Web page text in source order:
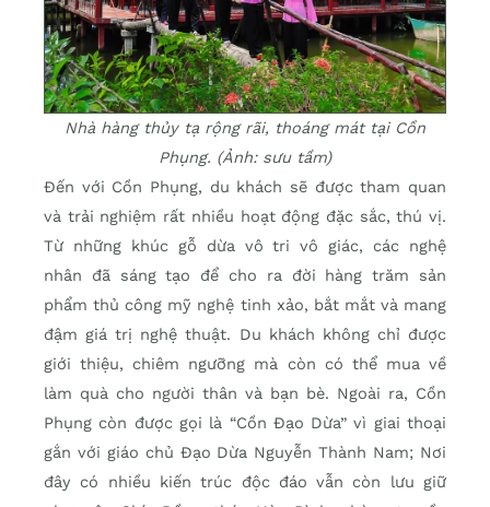
Nhà hàng thủy tạ rộng rãi, thoáng mát tại Cồn
Phụng. (Ảnh: sưu tầm)
Đến với Cồn Phụng, du khách sẽ được tham quan
và trải nghiệm rất nhiều hoạt động đặc sắc, thú vị.
Từ những khúc gỗ dừa vô tri vô giác, các nghệ
nhân đã sáng tạo để cho ra đời hàng trăm sản
phẩm thủ công mỹ nghệ tinh xảo, bắt mắt và mang
đậm giá trị nghệ thuật. Du khách không chỉ được
giới thiệu, chiêm ngưỡng mà còn có thể mua về
làm quà cho người thân và bạn bè. Ngoài ra, Cồn
Phụng còn được gọi là “Cồn Đạo Dừa” vì giai thoại
gắn với giáo chủ Đạo Dừa Nguyễn Thành Nam; Nơi
đây có nhiều kiến trúc độc đáo vẫn còn lưu giữ